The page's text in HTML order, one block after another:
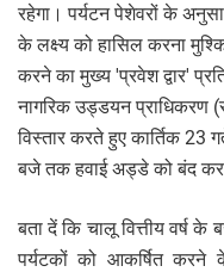
रहेगा। पर्यटन पेशेवरों के
के लक्ष्य को हासिल करना
करने का मुख्य 'प्रवेश द्वार'
नागरिक उड्डयन प्राधिकरण
विस्तार करते हुए कार्तिक
बजे तक हवाई अड्डे को बंद कर
बता दें कि चालू वित्तीय वर्ष
पर्यटकों को आकर्षित करने